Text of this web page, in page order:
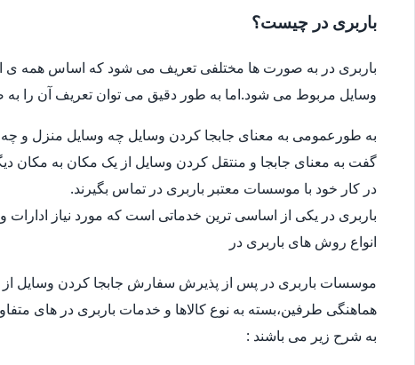
باربری در چیست؟
باربری در به صورت ها مختلفی تعریف می شود که اساس همه ی
وسایل مربوط می شود.اما به طور دقیق می توان تعریف آن را
به طورعمومی به معنای جابجا کردن وسایل چه وسایل منزل و
گفت به معنای جابجا و منتقل کردن وسایل از یک مکان به مکان
در کار خود با موسسات معتبر باربری در تماس بگیرند.
باربری در یکی از اساسی ترین خدماتی است که مورد نیاز
انواع روش های باربری در
موسسات باربری در پس از پذیرش سفارش جابجا کردن وسایل
هماهنگی طرفین،بسته به نوع کالاها و خدمات باربری در های
به شرح زیر می باشند :